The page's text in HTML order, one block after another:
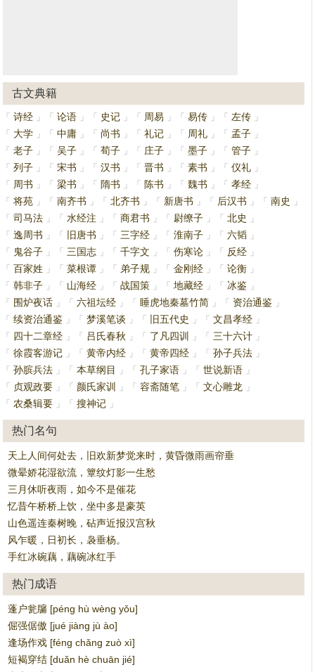
古文典籍
「 诗经 」 「 论语 」 「 史记 」 「 周易 」 「 易传 」 「 左传 」
「
大学 」 「 中庸 」 「 尚书 」 「 礼记 」 「 周礼 」 「 孟子 」
「
老子 」 「 吴子 」 「 荀子 」 「 庄子 」 「 墨子 」 「 管子 」
「
列子 」 「 宋书 」 「 汉书 」 「 晋书 」 「 素书 」 「 仪礼 」
「
周书 」 「 梁书 」 「 隋书 」 「 陈书 」 「 魏书 」 「 孝经 」
「
将苑 」 「 南齐书 」 「 北齐书 」 「 新唐书 」 「 后汉书 」 「 南史
」
「
司马法 」 「 水经注 」 「 商君书 」 「 尉缭子 」 「 北史
」
「
逸周书 」 「 旧唐书 」 「 三字经 」 「 淮南子 」 「 六韬 」
「
鬼谷子 」 「 三国志 」 「 千字文 」 「 伤寒论 」 「 反经 」
「
百家姓 」 「 菜根谭 」 「 弟子规 」 「 金刚经 」 「 论衡 」
「
韩非子 」 「 山海经 」 「 战国策 」 「 地藏经 」 「 冰鉴 」
「
围炉夜话 」 「 六祖坛经 」 「 睡虎地秦墓竹简 」 「 资治通鉴 」
「
续资治通鉴 」 「 梦溪笔谈 」 「 旧五代史 」 「 文昌孝经 」
「
四十二章经 」 「 吕氏春秋 」 「 了凡四训 」 「 三十六计 」
「
徐霞客游记 」 「 黄帝内经 」 「 黄帝四经 」 「 孙子兵法 」
「
孙膑兵法 」 「 本草纲目 」 「 孔子家语 」 「 世说新语 」
「
贞观政要 」 「 颜氏家训 」 「 容斋随笔 」 「 文心雕龙
」
「
农桑辑要 」 「 搜神记 」
热门名句
天上人间何处去，旧欢新梦觉来时，黄昏微雨画帘垂
微晕娇花湿欲流，簟纹灯影一生愁
三月休听夜雨，如今不是催花
忆昔午桥桥上饮，坐中多是豪英
山色遥连秦树晚，砧声近报汉宫秋
风乍暖，日初长，袅垂杨。
手红冰碗藕，藕碗冰红手
热门成语
蓬户瓮牖 [péng hù wèng yǒu]
倔强倨傲 [jué jiàng jù ào]
逢场作戏 [féng chǎng zuò xì]
短褐穿结 [duǎn hè chuān jié]